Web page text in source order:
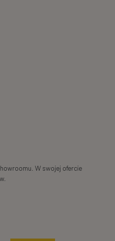
W swojej ofercie